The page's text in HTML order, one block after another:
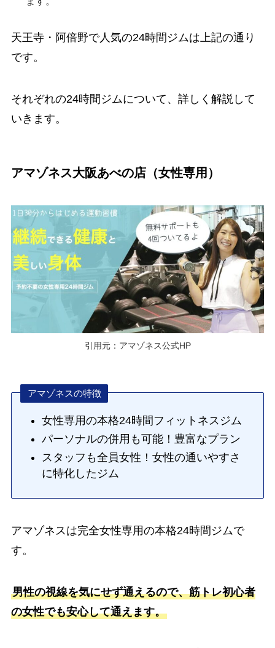
天王寺・阿倍野で人気の24時間ジムは上記の通り
です。
それぞれの24時間ジムについて、詳しく解説して
いきます。
アマゾネス大阪あべの店（女性専用）
引用元：アマゾネス公式HP
アマゾネスの特徴
女性専用の本格24時間フィットネスジム
パーソナルの併用も可能！豊富なプラン
スタッフも全員女性！女性の通いやすさ
に特化したジム
アマゾネスは完全女性専用の本格24時間ジムで
す。
男性の視線を気にせず通えるので、筋トレ初心者
の女性でも安心して通えます。